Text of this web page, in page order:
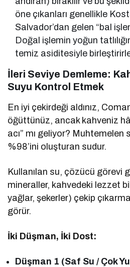
öne çıkanları genellikle
Salvador’dan gelen “bal
Doğal işlemin yoğun
temiz asiditesiyle
İleri Seviye Demleme:
Suyu Kontrol Etmek
En iyi çekirdeği aldınız,
öğüttünüz, ancak kahveniz
acı” mı geliyor? Muhtemelen
%98’ini oluşturan sudur.
Kullanılan su, çözücü görevi
mineraller, kahvedeki lezzet
yağlar, şekerler) çekip
görür.
İki Düşman, İki Dost:
Düşman 1 (Saf Su / Çok